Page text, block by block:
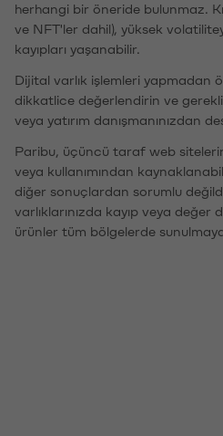
herhangi bir öneride bulunmaz.
ve NFT'ler dahil), yüksek
kayıpları yaşanabilir.
Dijital varlık işlemleri yapmadan
dikkatlice değerlendirin ve
veya yatırım danışmanınızdan
Paribu, üçüncü taraf web
veya kullanımından
diğer sonuçlardan sorumlu
varlıklarınızda kayıp veya değer
ürünler tüm bölgelerde